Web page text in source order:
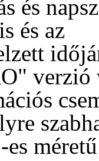
és
és az
verzió
es